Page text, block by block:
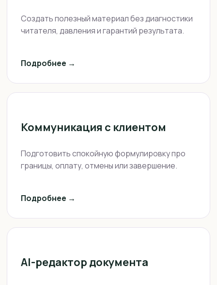
Создать полезный материал без диагностики
читателя, давления и гарантий результата.
Подробнее →
Коммуникация с клиентом
Подготовить спокойную формулировку про
границы, оплату, отмены или завершение.
Подробнее →
AI-редактор документа